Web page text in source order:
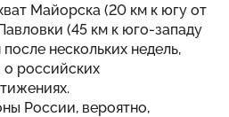
Майорска (20 км к югу от
(45 км к юго-западу
нескольких недель,
о российских
России, вероятно,